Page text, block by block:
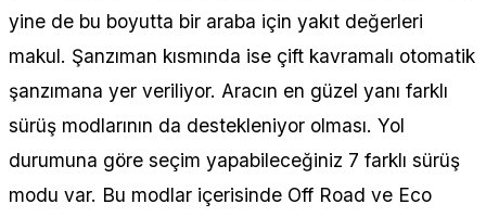
yine de bu boyutta bir araba için yakıt değerleri
makul. Şanzıman kısmında ise çift kavramalı otomatik
şanzımana yer veriliyor. Aracın en güzel yanı farklı
sürüş modlarının da destekleniyor olması. Yol
durumuna göre seçim yapabileceğiniz 7 farklı sürüş
modu var. Bu modlar içerisinde Off Road ve Eco